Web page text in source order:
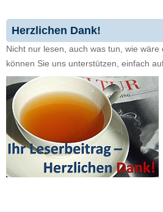
Herzlichen Dank!
Nicht nur lesen, auch was tun, wie
können Sie uns unterstützen, einfach